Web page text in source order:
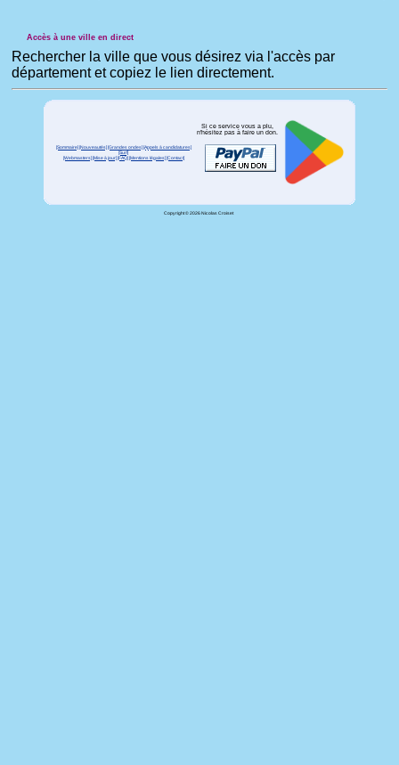
Accès à une ville en direct
Rechercher la ville que vous désirez via l'accès par
département et copiez le lien directement.
[Sommaire] [Nouveautés] [Grandes ondes] [Appels à candidatures]
[Surf]
[Webmasters] [Mise à jour] [FAQ] [Mentions légales] [Contact]
Si ce service vous a plu,
n'hésitez pas à faire un don.
Copyright © 2026 Nicolas Croiset